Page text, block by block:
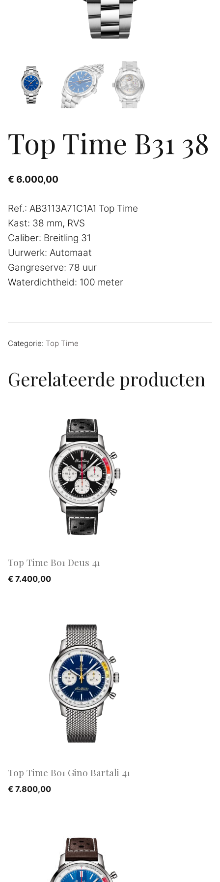
Top Time B31 38
€ 6.000,00
Ref.: AB3113A71C1A1 Top Time
Kast: 38 mm, RVS
Caliber: Breitling 31
Uurwerk: Automaat
Gangreserve: 78 uur
Waterdichtheid: 100 meter
Categorie: Top Time
Gerelateerde producten
Top Time B01 Deus 41
€ 7.400,00
Top Time B01 Gino Bartali 41
€ 7.800,00